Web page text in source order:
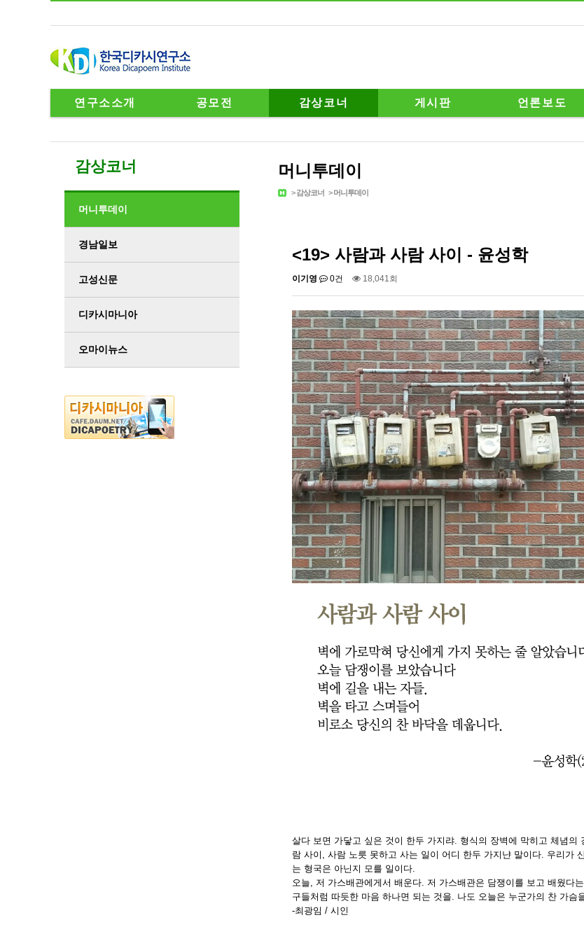
연구소소개 공모전 감상코너 게시판 언론보도
머니투데이
>감상코너 >머니투데이
<19> 사람과 사람 사이 - 윤성학
이기영 0건 18,041회
살다 보면 가닿고 싶은 것이 한두 가지랴. 형식의 장벽에 막히고 체념
람 사이, 사람 노릇 못하고 사는 일이 어디 한두 가지냔 말이다. 우리가
는 형국은 아닌지 모를 일이다.
오늘, 저 가스배관에게서 배운다. 저 가스배관은 담쟁이를 보고 배웠다
구들처럼 따듯한 마음 하나면 되는 것을. 나도 오늘은 누군가의 찬 가슴
-최광임 / 시인
감상코너
머니투데이
경남일보
고성신문
디카시마니아
오마이뉴스